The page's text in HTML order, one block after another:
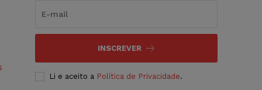
INSCREVER
Li e aceito a Política de Privacidade.